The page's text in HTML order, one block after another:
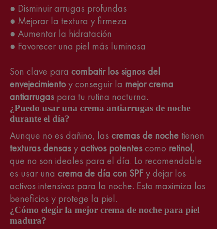
● Disminuir arrugas profundas
● Mejorar la textura y firmeza
● Aumentar la hidratación
● Favorecer una piel más luminosa
Son clave para combatir los signos del
envejecimientoy conseguir la mejor crema
antiarrugas para tu rutina nocturna.
¿Puedo usar una crema antiarrugas de noche
durante el día?
Aunque no es dañino, las cremas de noche tienen
texturas densasyactivos potentescomo retinol,
que no son ideales para el día. Lo recomendable
es usar una crema de día con SPFy dejar los
activos intensivos para la noche. Esto maximiza los
beneficios y protege la piel.
¿Cómo elegir la mejor crema de noche para piel
madura?